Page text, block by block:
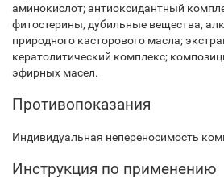
аминокислот; антиоксидантный
фитостерины, дубильные вещества,
природного касторового масла;
кератолитический комплекс;
эфирных масел.
Противопоказания
Индивидуальная непереносимость
Инструкция по применению